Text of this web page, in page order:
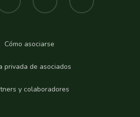
Cómo asociarse
privada de asociados
y colaboradores